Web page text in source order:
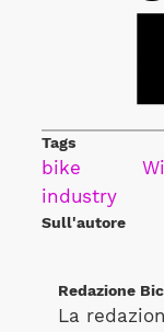
Tags
bike
industry
Sull'autore
Redazione
La